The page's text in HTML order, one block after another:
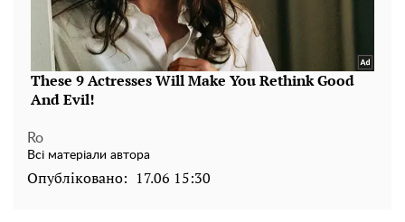
Ro
Всі матеріали автора
Опубліковано: 17.06 15:30